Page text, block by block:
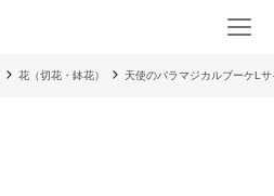
花（切花・鉢花） 天使のバラマジカルブーケL